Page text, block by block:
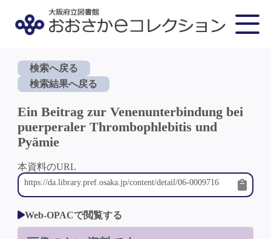
検索へ戻る
検索結果へ戻る
Ein Beitrag zur Venenunterbindung bei
puerperaler Thrombophlebitis und
Pyämie
本資料のURL
Web-OPACで閲覧する